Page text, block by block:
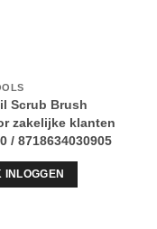
Scrub Brush
zakelijke klanten
/ 8718634030905